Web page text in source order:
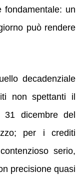
fondamentale: un
può rendere
decadenziale
non spettanti il
dicembre del
per i crediti
serio,
precisione quasi